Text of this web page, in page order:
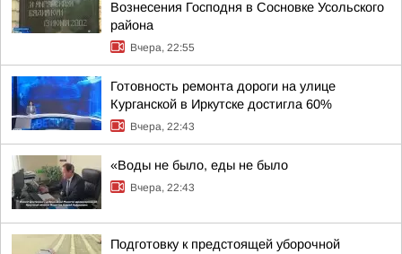
Вознесения Господня в Сосновке Усольского
района
Вчера, 22:55
Готовность ремонта дороги на улице
Курганской в Иркутске достигла 60%
Вчера, 22:43
«Воды не было, еды не было
Вчера, 22:43
Подготовку к предстоящей уборочной